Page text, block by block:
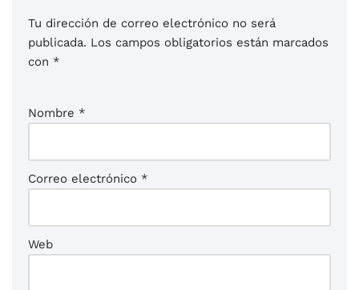
Tu dirección de correo electrónico no será
publicada. Los campos obligatorios están marcados
con *
Nombre *
Correo electrónico *
Web